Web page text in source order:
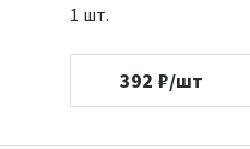
1 шт.
392 ₽/шт